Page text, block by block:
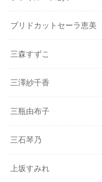
ブリドカットセーラ恵美
三森すずこ
三澤紗千香
三瓶由布子
三石琴乃
上坂すみれ